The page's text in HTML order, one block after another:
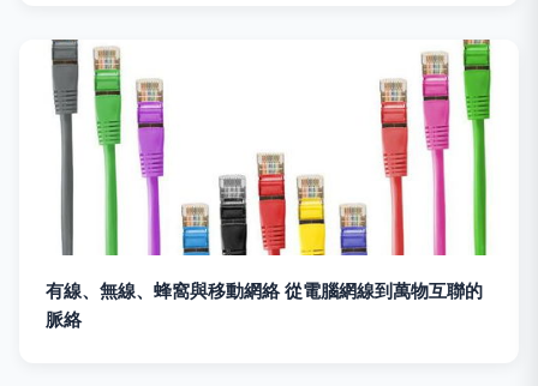
有線、無線、蜂窩與移動網絡 從電腦網線到萬物互聯的
脈絡